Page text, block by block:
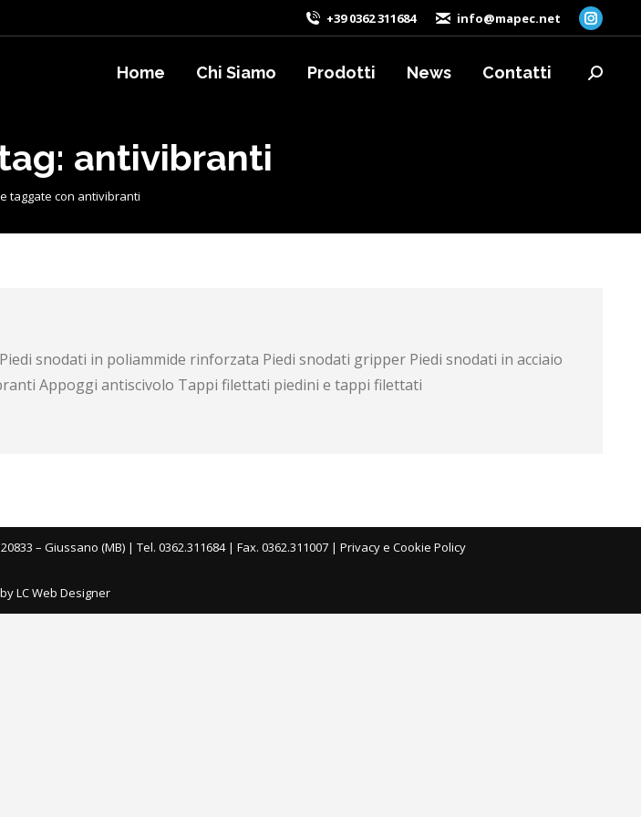
+39 0362 311684 info@mapec.net
opens
Home Chi Siamo Prodotti News Contatti Cerca:
antivibranti
taggate con antivibranti
snodati in poliammide rinforzata Piedi snodati gripper Piedi snodati in acciaio
Appoggi antiscivolo Tappi filettati piedini e tappi filettati
– Giussano (MB) | Tel. 0362.311684 | Fax. 0362.311007 | Privacy e Cookie Policy
LC Web Designer